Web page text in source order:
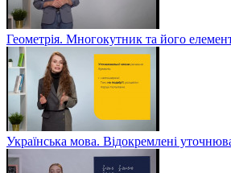
Геометрія. Многокутник та його
Українська мова. Відокремлені